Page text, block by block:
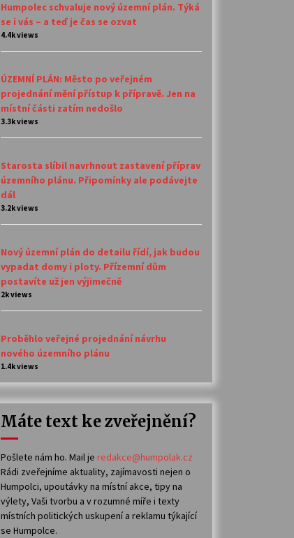
Humpolec schvaluje nový územní plán. Týká
se i vás – a teď je čas se ozvat
4.4k views
ÚZEMNÍ PLÁN: Město po veřejném
projednání mění přístup k přípravě. Jen na
místní části zatím nedošlo
3.3k views
Starosta slíbil navrhnout zastavení příprav
územního plánu. Připomínky ale podávejte
dál
3.2k views
Nový územní plán do detailu řídí, jak budou
vypadat domy i ploty. Přízemní dům
postavíte už jen výjimečně
2k views
Proběhlo veřejné projednání návrhu
nového územního plánu
1.4k views
Máte text ke zveřejnění?
Pošlete nám ho. Mail je redakce@humpolak.cz
Rádi zveřejníme aktuality, zajímavosti nejen o
Humpolci, upoutávky na místní akce, tipy na
výlety, Vaši tvorbu a v rozumné míře i texty
místních politických uskupení a reklamu týkající
se Humpolce.